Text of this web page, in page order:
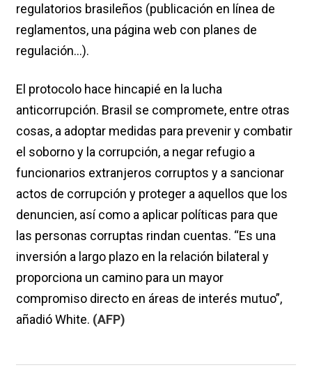
regulatorios brasileños (publicación en línea de
reglamentos, una página web con planes de
regulación…).
El protocolo hace hincapié en la lucha
anticorrupción. Brasil se compromete, entre otras
cosas, a adoptar medidas para prevenir y combatir
el soborno y la corrupción, a negar refugio a
funcionarios extranjeros corruptos y a sancionar
actos de corrupción y proteger a aquellos que los
denuncien, así como a aplicar políticas para que
las personas corruptas rindan cuentas. “Es una
inversión a largo plazo en la relación bilateral y
proporciona un camino para un mayor
compromiso directo en áreas de interés mutuo”,
añadió White. (AFP)